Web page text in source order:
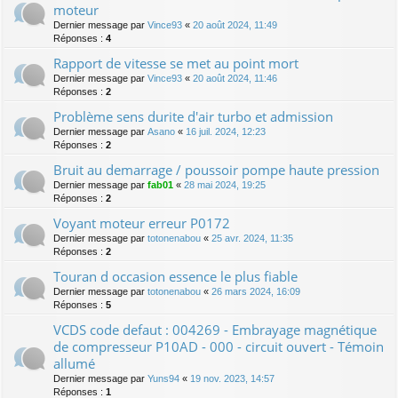
moteur
Dernier message par Vince93 « 20 août 2024, 11:49
Réponses : 4
Rapport de vitesse se met au point mort
Dernier message par Vince93 « 20 août 2024, 11:46
Réponses : 2
Problème sens durite d'air turbo et admission
Dernier message par Asano « 16 juil. 2024, 12:23
Réponses : 2
Bruit au demarrage / poussoir pompe haute pression
Dernier message par fab01 « 28 mai 2024, 19:25
Réponses : 2
Voyant moteur erreur P0172
Dernier message par totonenabou « 25 avr. 2024, 11:35
Réponses : 2
Touran d occasion essence le plus fiable
Dernier message par totonenabou « 26 mars 2024, 16:09
Réponses : 5
VCDS code defaut : 004269 - Embrayage magnétique
de compresseur P10AD - 000 - circuit ouvert - Témoin
allumé
Dernier message par Yuns94 « 19 nov. 2023, 14:57
Réponses : 1